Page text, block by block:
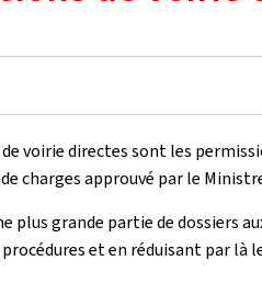
voirie directes sont les
charges approuvé par le
plus grande partie de dossiers
et en réduisant par là